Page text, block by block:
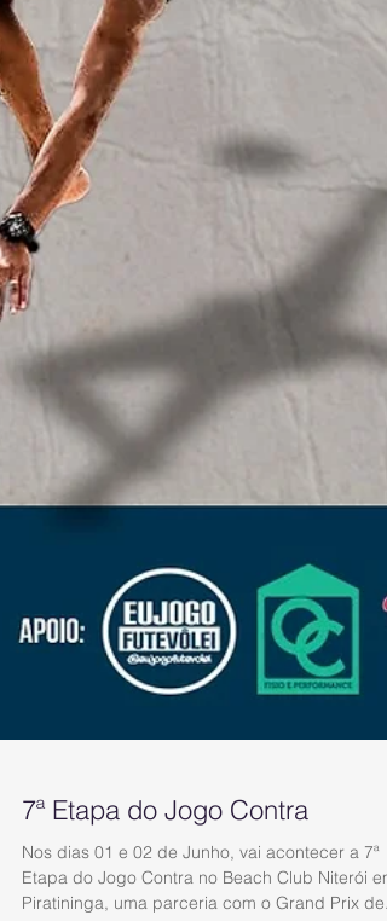
7ª Etapa do Jogo Contra
Nos dias 01 e 02 de Junho, vai acontecer a 7ª